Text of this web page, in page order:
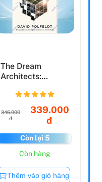
The Dream
Architects:
Video Game...
346.000
đ
339.000
đ
Còn lại 5
Còn hàng
Thêm vào giỏ hàng